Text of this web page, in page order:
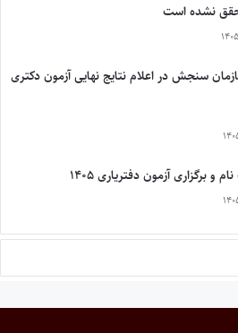
نشده است
سنجش در اعلام نتایج نهایی آزمون دکتری
و برگزاری آزمون دفتریاری ۱۴۰۵